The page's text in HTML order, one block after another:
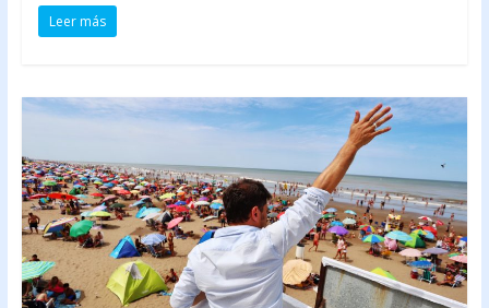
Leer más